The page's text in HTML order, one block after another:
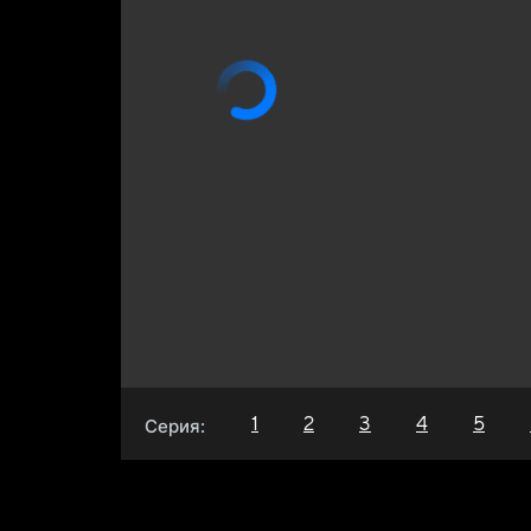
Серия: 1 2 3 4 5